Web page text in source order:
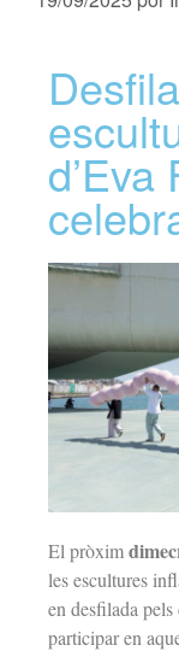
El pròxim
les escultures
en desfilada
participar en